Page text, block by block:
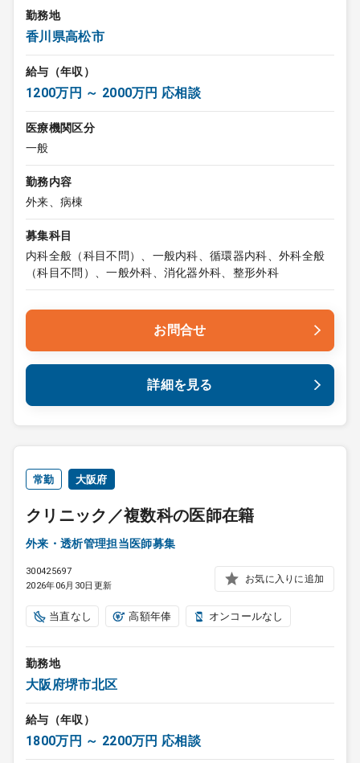
勤務地
香川県高松市
給与（年収）
1200万円 ～ 2000万円 応相談
医療機関区分
一般
勤務内容
外来、病棟
募集科目
内科全般（科目不問）、一般内科、循環器内科、外科全般
（科目不問）、一般外科、消化器外科、整形外科
お問合せ
詳細を見る
常勤 大阪府
クリニック／複数科の医師在籍
外来・透析管理担当医師募集
300425697
2026年06月30日更新
お気に入りに追加
当直なし 高額年俸 オンコールなし
勤務地
大阪府堺市北区
給与（年収）
1800万円 ～ 2200万円 応相談